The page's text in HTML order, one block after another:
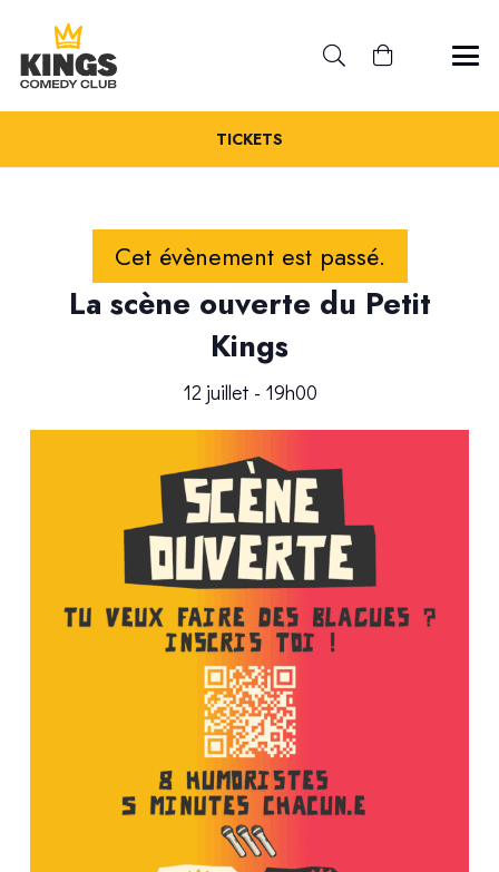
TICKETS
Cet évènement est passé.
La scène ouverte du Petit
Kings
12 juillet - 19h00